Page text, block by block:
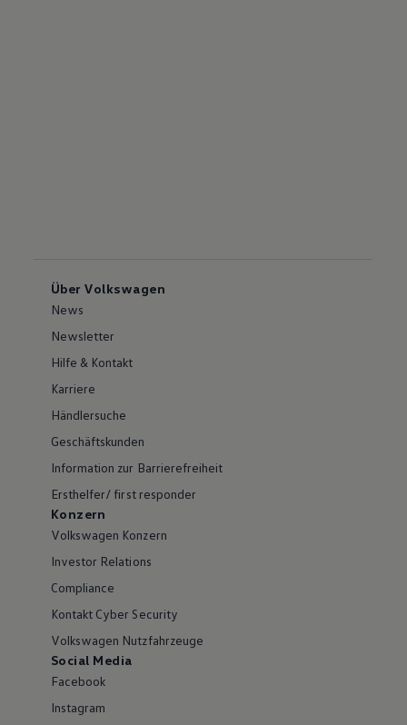
Über Volkswagen
News
Newsletter
Hilfe & Kontakt
Karriere
Händlersuche
Geschäftskunden
Information zur Barrierefreiheit
Ersthelfer/ first responder
Konzern
Volkswagen Konzern
Investor Relations
Compliance
Kontakt Cyber Security
Volkswagen Nutzfahrzeuge
Social Media
Facebook
Instagram